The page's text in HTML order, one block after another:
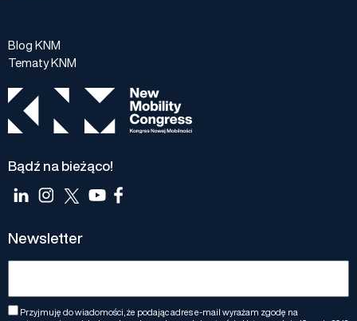
Blog KNM
Tematy KNM
Bądź na bieżąco!
Newsletter
Przyjmuję do wiadomości, że podając adres e-mail wyrażam zgodę na